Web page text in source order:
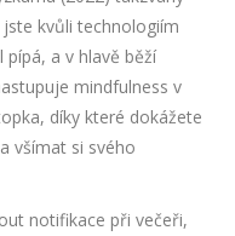
kvůli technologiím
a v hlavě běží
mindfulness v
díky které dokážete
všímat si svého
notifikace při večeři,